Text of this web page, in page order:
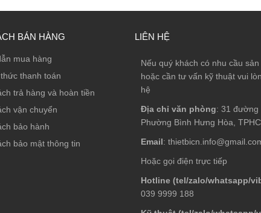
BÁN HÀNG
mua hàng
thanh toán
trả hàng và hoàn tiền
vận chuyển
bảo hành
bảo mật thông tin
LIÊN HỆ
Nếu quý khách có nhu cầu
hoặc cần tư vấn kỹ thuật vui
hệ
Địa chỉ văn phòng: 31 đường
Phường Bình Hưng Hòa,
Email:
Hoặc gọi điện trực tiếp
Hotline (tel/zalo/whatsapp/
039 9999 188